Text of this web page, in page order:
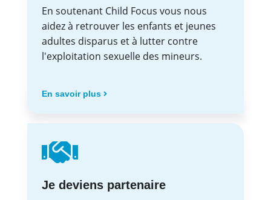
En soutenant Child Focus vous nous
aidez à retrouver les enfants et jeunes
adultes disparus et à lutter contre
l'exploitation sexuelle des mineurs.
En savoir plus
Je deviens partenaire